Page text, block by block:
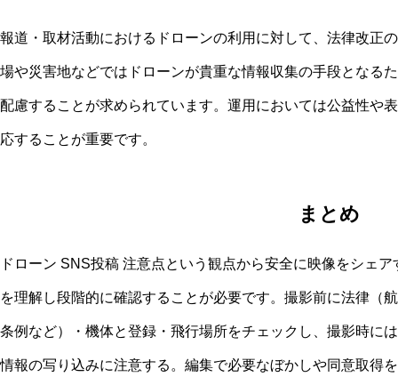
報道・取材活動におけるドローンの利用に対して、法律改正
場や災害地などではドローンが貴重な情報収集の手段となる
配慮することが求められています。運用においては公益性や
応することが重要です。
まとめ
ドローン SNS投稿 注意点という観点から安全に映像をシェ
を理解し段階的に確認することが必要です。撮影前に法律（
条例など）・機体と登録・飛行場所をチェックし、撮影時に
情報の写り込みに注意する。編集で必要なぼかしや同意取得